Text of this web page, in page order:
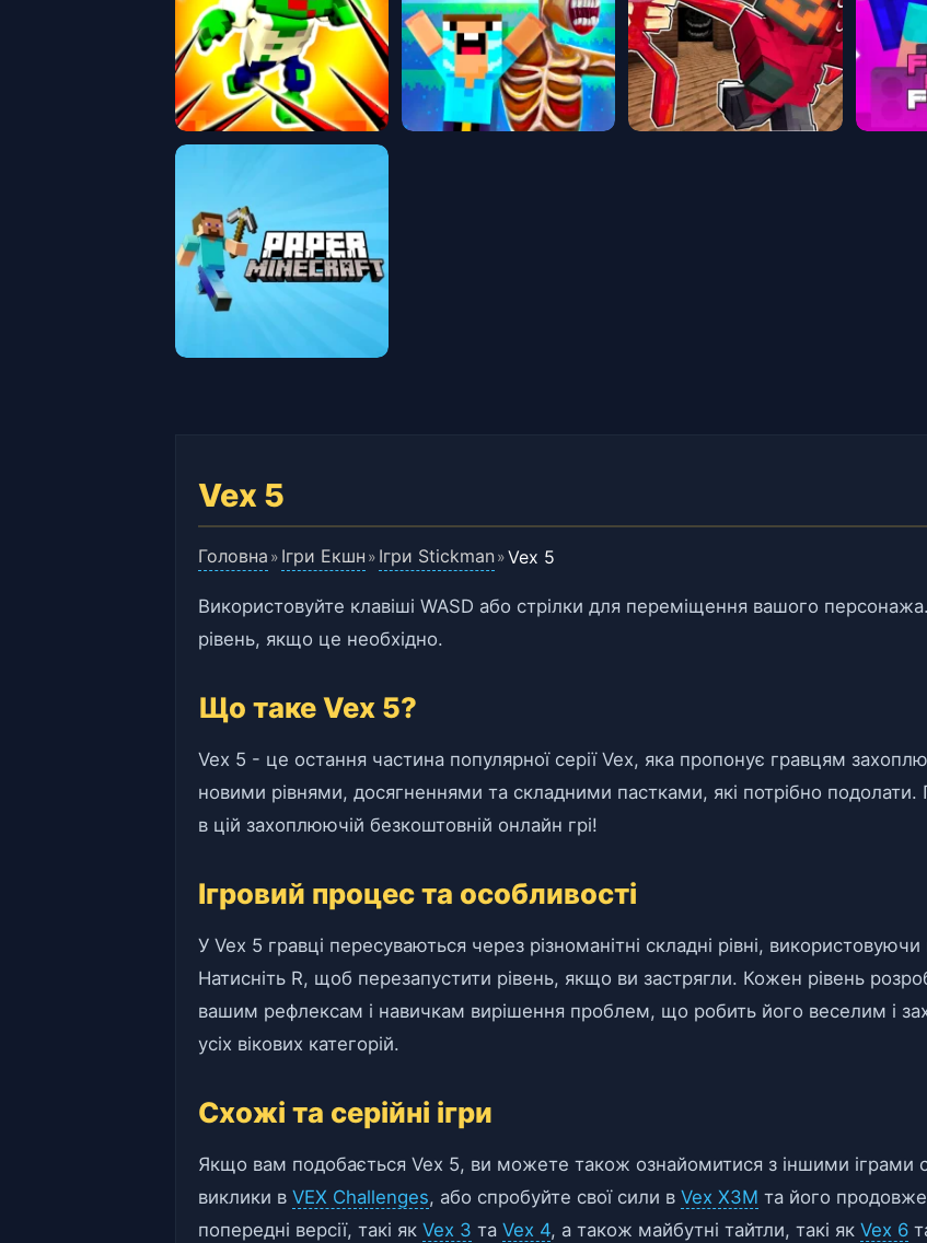
Vex 5
Головна » Ігри Екшн » Ігри Stickman »Vex 5
Використовуйте клавіші WASD або стрілки для переміщення вашого
рівень, якщо це необхідно.
Що таке Vex 5?
Vex 5 - це остання частина популярної серії Vex, яка пропонує гравцям
новими рівнями, досягненнями та складними пастками, які потрібно подолати.
в цій захоплюючій безкоштовній онлайн грі!
Ігровий процес та особливості
У Vex 5 гравці пересуваються через різноманітні складні рівні,
Натисніть R, щоб перезапустити рівень, якщо ви застрягли. Кожен рівень
вашим рефлексам і навичкам вирішення проблем, що робить його веселим і
усіх вікових категорій.
Схожі та серійні ігри
Якщо вам подобається Vex 5, ви можете також ознайомитися з іншими іграми
виклики в VEX Challenges, або спробуйте свої сили в Vex X3M та його
попередні версії, такі як Vex 3 та Vex 4, а також майбутні тайтли, такі як Vex 6